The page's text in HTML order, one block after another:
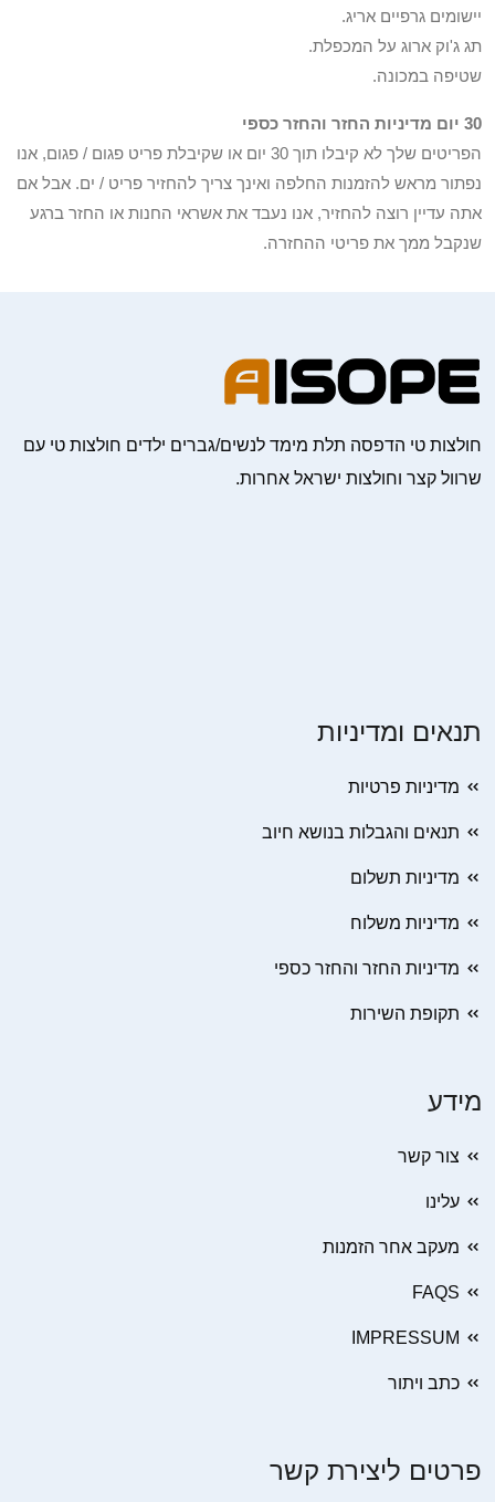
יישומים גרפיים אריג.
תג ג'וק ארוג על המכפלת.
שטיפה במכונה.
30 יום מדיניות החזר והחזר כספי
הפריטים שלך לא קיבלו תוך 30 יום או שקיבלת פריט פגום / פגום, אנו
נפתור מראש להזמנות החלפה ואינך צריך להחזיר פריט / ים. אבל אם
אתה עדיין רוצה להחזיר, אנו נעבד את אשראי החנות או החזר ברגע
שנקבל ממך את פריטי ההחזרה.
חולצות טי הדפסה תלת מימד לנשים/גברים ילדים חולצות טי עם
שרוול קצר וחולצות ישראל אחרות.
תנאים ומדיניות
מדיניות פרטיות
תנאים והגבלות בנושא חיוב
מדיניות תשלום
מדיניות משלוח
מדיניות החזר והחזר כספי
תקופת השירות
מידע
צור קשר
עלינו
מעקב אחר הזמנות
FAQS
IMPRESSUM
כתב ויתור
פרטים ליצירת קשר